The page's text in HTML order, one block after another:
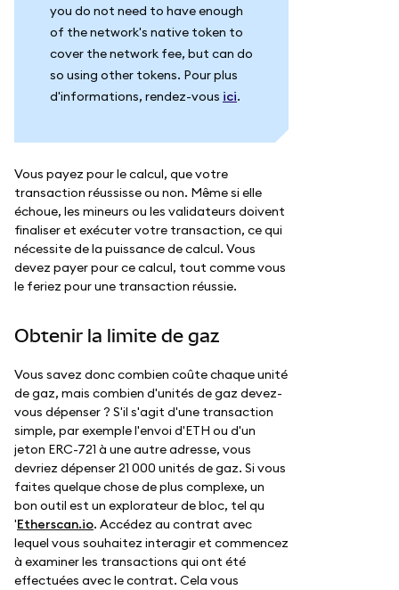
you do not need to have enough
of the network's native token to
cover the network fee, but can do
so using other tokens. Pour plus
d'informations, rendez-vous ici.
Vous payez pour le calcul, que votre
transaction réussisse ou non. Même si elle
échoue, les mineurs ou les validateurs doivent
finaliser et exécuter votre transaction, ce qui
nécessite de la puissance de calcul. Vous
devez payer pour ce calcul, tout comme vous
le feriez pour une transaction réussie.
Obtenir la limite de gaz
Vous savez donc combien coûte chaque unité
de gaz, mais combien d'unités de gaz devez-
vous dépenser ? S'il s'agit d'une transaction
simple, par exemple l'envoi d'ETH ou d'un
jeton ERC-721 à une autre adresse, vous
devriez dépenser 21 000 unités de gaz. Si vous
faites quelque chose de plus complexe, un
bon outil est un explorateur de bloc, tel qu
'Etherscan.io. Accédez au contrat avec
lequel vous souhaitez interagir et commencez
à examiner les transactions qui ont été
effectuées avec le contrat. Cela vous